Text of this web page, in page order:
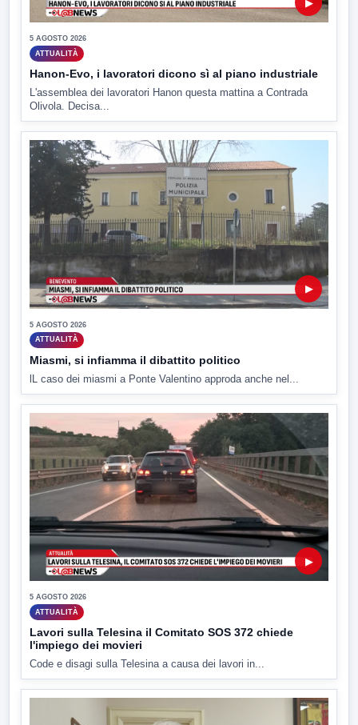
▶
5 AGOSTO 2026
ATTUALITÀ
Hanon-Evo, i lavoratori dicono sì al piano industriale
L'assemblea dei lavoratori Hanon questa mattina a Contrada
Olivola. Decisa...
▶
5 AGOSTO 2026
ATTUALITÀ
Miasmi, si infiamma il dibattito politico
lL caso dei miasmi a Ponte Valentino approda anche nel...
▶
5 AGOSTO 2026
ATTUALITÀ
Lavori sulla Telesina il Comitato SOS 372 chiede
l'impiego dei movieri
Code e disagi sulla Telesina a causa dei lavori in...